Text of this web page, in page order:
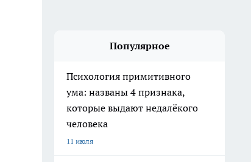
Популярное
Психология примитивного
ума: названы 4 признака,
которые выдают недалёкого
человека
11 июля